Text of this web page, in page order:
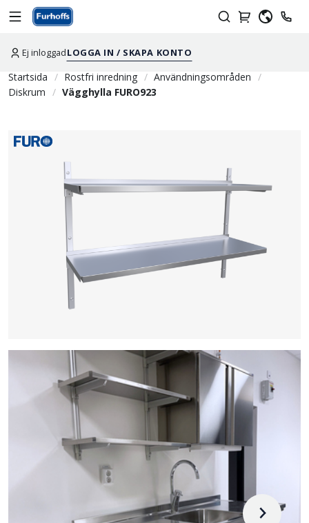
Ej inloggadLOGGA IN / SKAPA KONTO
Startsida Rostfri inredning
Användningsområden
Diskrum
Vägghylla FURO923